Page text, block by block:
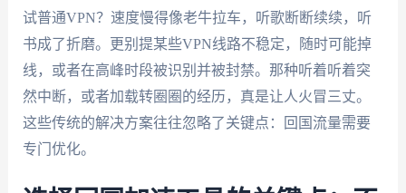
试普通VPN？速度慢得像老牛拉车，听歌断断续续，听
书成了折磨。更别提某些VPN线路不稳定，随时可能掉
线，或者在高峰时段被识别并被封禁。那种听着听着突
然中断，或者加载转圈圈的经历，真是让人火冒三丈。
这些传统的解决方案往往忽略了关键点：回国流量需要
专门优化。